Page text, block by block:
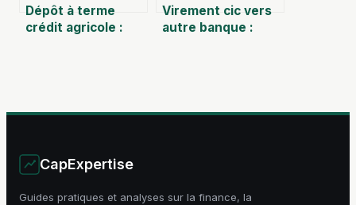
Dépôt à terme
crédit agricole :
Virement cic vers
autre banque :
CapExpertise
Guides pratiques et analyses sur la finance, la